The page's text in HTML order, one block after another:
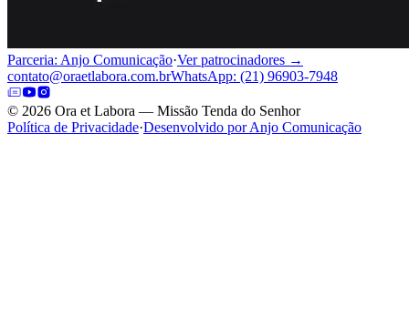
Parceria: Anjo Comunicação·Ver patrocinadores →
contato@oraetlabora.com.brWhatsApp: (21) 96903-7948
© 2026 Ora et Labora — Missão Tenda do Senhor
Política de Privacidade·Desenvolvido por Anjo Comunicação